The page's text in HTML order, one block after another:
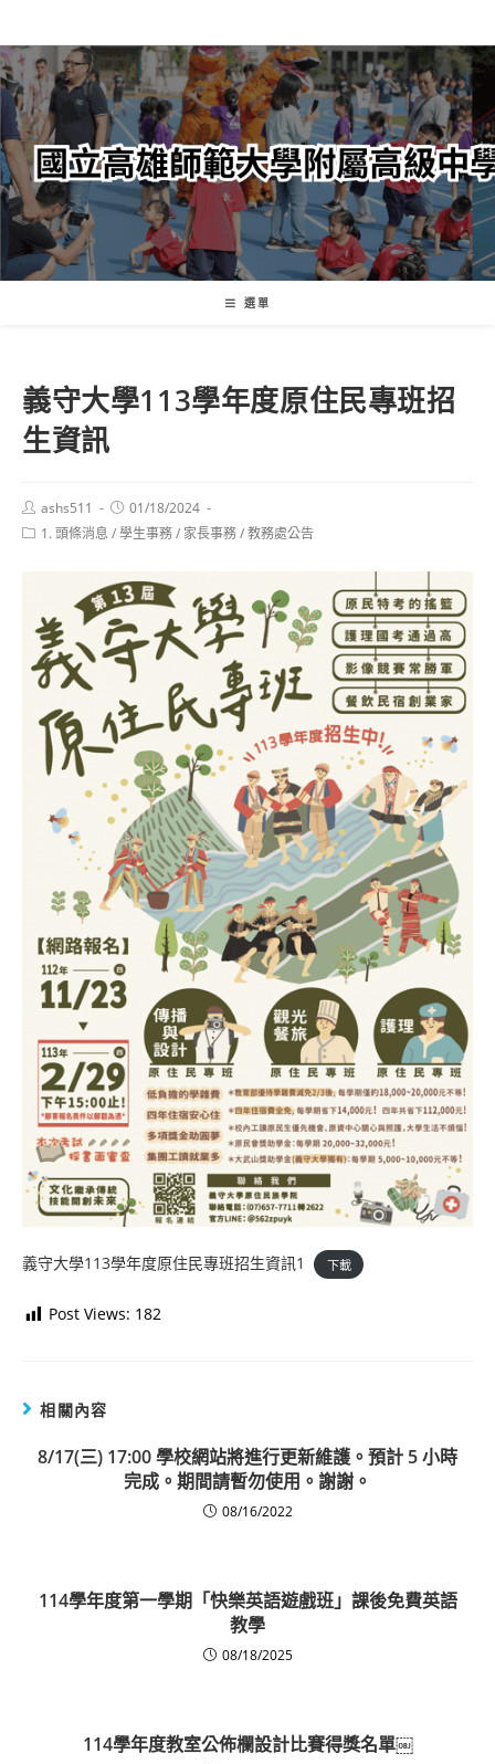
轉
至
主
內
容
選單
義守大學113學年度原住民專班招
生資訊
Post
author:
ashs511
Post
published:
01/18/2024
Post1. 頭條消息 /學生事務/ 家長事務/教務處公告
義守大學113學年度原住民專班招生資訊1 下載
Post Views: 182
相關內容
8/17(三) 17:00 學校網站將進行更新維護。預計 5 小時
完成。期間請暫勿使用。謝謝。
08/16/2022
114學年度第一學期「快樂英語遊戲班」課後免費英語
教學
08/18/2025
114學年度教室公佈欄設計比賽得獎名單￼